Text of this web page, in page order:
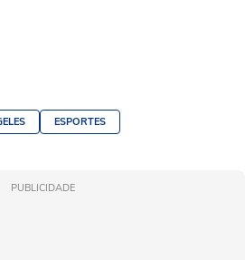
ESPORTES
PUBLICIDADE